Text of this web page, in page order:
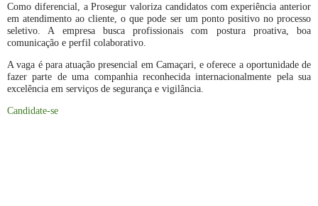
Como diferencial, a Prosegur valoriza candidatos com experiência anterior
em atendimento ao cliente, o que pode ser um ponto positivo no processo
seletivo. A empresa busca profissionais com postura proativa, boa
comunicação e perfil colaborativo.
A vaga é para atuação presencial em Camaçari, e oferece a oportunidade de
fazer parte de uma companhia reconhecida internacionalmente pela sua
excelência em serviços de segurança e vigilância.
Candidate-se